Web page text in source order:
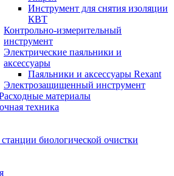
Инструмент для снятия изоляции
КВТ
Контрольно-измерительный
инструмент
Электрические паяльники и
аксессуары
Паяльники и аксессуары Rexant
Электрозащищенный инструмент
материалы
техника
биологической очистки